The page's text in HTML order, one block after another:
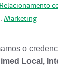
Relacionamento
Marketing
o
Local,